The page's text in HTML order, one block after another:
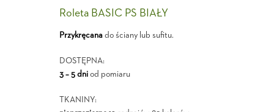
Roleta BASIC PS BIAŁY
Przykręcanado ściany lub sufitu.
DOSTĘPNA:
3 – 5 dniod pomiaru
TKANINY: